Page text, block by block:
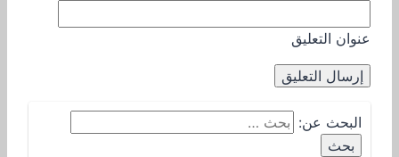
عنوان التعليق
البحث عن: